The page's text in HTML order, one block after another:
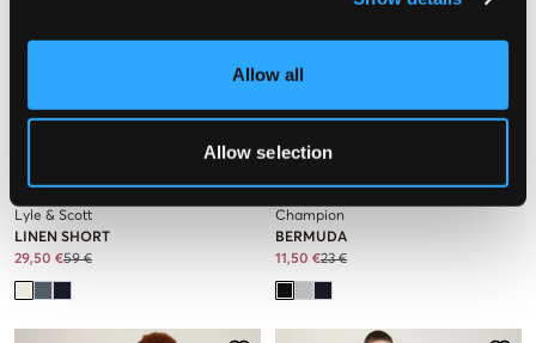
Allow all
Allow selection
Lyle & Scott
LINEN SHORT
29,50 €59 €
Champion
BERMUDA
11,50 €23 €